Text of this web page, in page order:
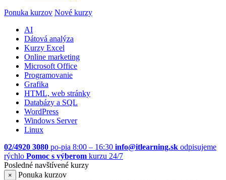
Ponuka kurzov Nové kurzy
AI
Dátová analýza
Kurzy Excel
Online marketing
Microsoft Office
Programovanie
Grafika
HTML, web stránky
Databázy a SQL
WordPress
Windows Server
Linux
02/4920 3080 po-pia 8:00 – 16:30 info@itlearning.sk odpisujeme
rýchlo Pomoc s výberom kurzu 24/7
Posledné navštívené kurzy
×
Ponuka kurzov